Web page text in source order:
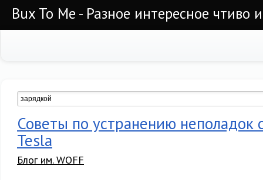
Bux To Me - Разное интересное чтиво
Советы по устранению неполадок
Tesla
Блог им. WOFF